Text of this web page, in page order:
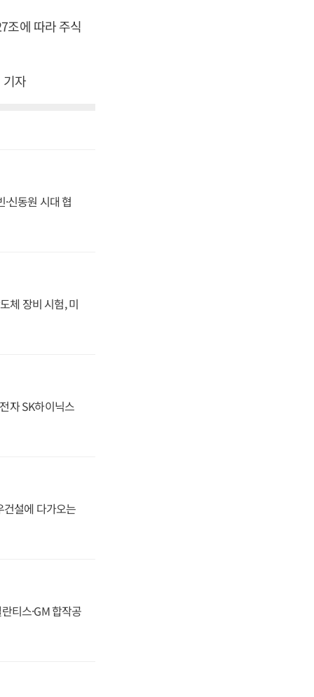
조에 따라 주식
자
신동원 시대 협
체 장비 시험, 미
자 SK하이닉스
건설에 다가오는
티스·GM 합작공